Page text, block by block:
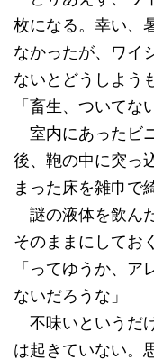
枚になる。幸い、
なかったが、ワイ
ないとどうしよう
「畜生、ついてな
室内にあったビ
後、鞄の中に突っ
まった床を雑巾で
謎の液体を飲ん
そのままにしてお
「ってゆうか、
ないだろうな」
不味いというだ
は起きていない。